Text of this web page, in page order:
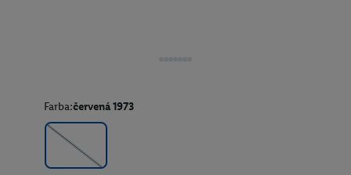
Farba:červená 1973